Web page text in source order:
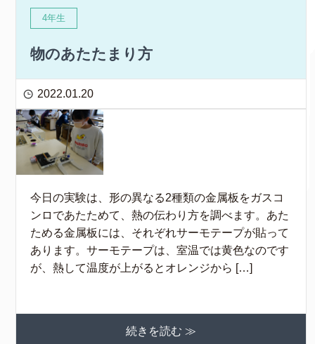
4年生
物のあたたまり方
2022.01.20
今日の実験は、形の異なる2種類の金属板をガスコ
ンロであたためて、熱の伝わり方を調べます。あた
ためる金属板には、それぞれサーモテープが貼って
あります。サーモテープは、室温では黄色なのです
が、熱して温度が上がるとオレンジから […]
続きを読む ≫